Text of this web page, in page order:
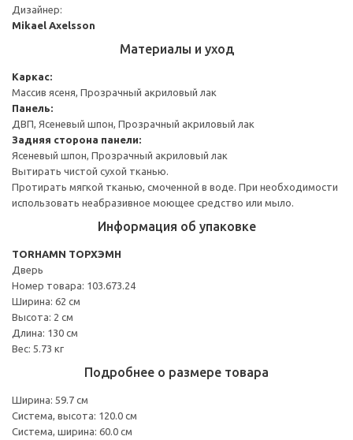
Дизайнер:
Mikael Axelsson
Материалы и уход
Каркас:
Массив ясеня, Прозрачный акриловый лак
Панель:
ДВП, Ясеневый шпон, Прозрачный акриловый лак
Задняя сторона панели:
Ясеневый шпон, Прозрачный акриловый лак
Вытирать чистой сухой тканью.
Протирать мягкой тканью, смоченной в воде. При необходимости
использовать неабразивное моющее средство или мыло.
Информация об упаковке
TORHAMN ТОРХЭМН
Дверь
Номер товара: 103.673.24
Ширина: 62 см
Высота: 2 см
Длина: 130 см
Вес: 5.73 кг
Подробнее о размере товара
Ширина: 59.7 см
Система, высота: 120.0 см
Система, ширина: 60.0 см